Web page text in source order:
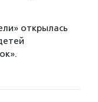
открылась